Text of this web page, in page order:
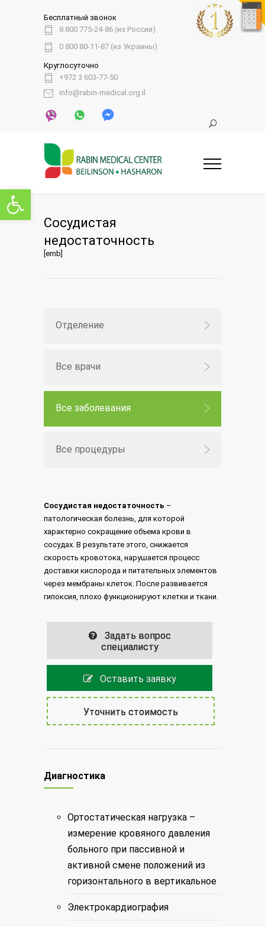
Открыть панель инструментов
Бесплатный звонок
8 800 775-24-86 (из России)
0 800 80-11-87 (из Украины)
Круглосуточно
+972 3 603-77-50
info@rabin-medical.org.il
Сосудистая
недостаточность
[emb]
Отделение
Все врачи
Все заболевания
Все процедуры
Сосудистая недостаточность –
патологическая болезнь, для которой
характерно сокращение объема крови в
сосудах. В результате этого, снижается
скорость кровотока, нарушается процесс
доставки кислорода и питательных элементов
через мембраны клеток. После развивается
гипоксия, плохо функционируют клетки и ткани.
Задать вопрос
специалисту
Оставить заявку
Уточнить стоимость
Диагностика
Ортостатическая нагрузка –
измерение кровяного давления
больного при пассивной и
активной смене положений из
горизонтального в вертикальное
Электрокардиография